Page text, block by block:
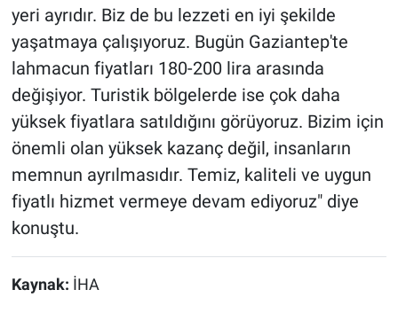
yeri ayrıdır. Biz de bu lezzeti en iyi şekilde
yaşatmaya çalışıyoruz. Bugün Gaziantep'te
lahmacun fiyatları 180-200 lira arasında
değişiyor. Turistik bölgelerde ise çok daha
yüksek fiyatlara satıldığını görüyoruz. Bizim için
önemli olan yüksek kazanç değil, insanların
memnun ayrılmasıdır. Temiz, kaliteli ve uygun
fiyatlı hizmet vermeye devam ediyoruz" diye
konuştu.
Kaynak: İHA